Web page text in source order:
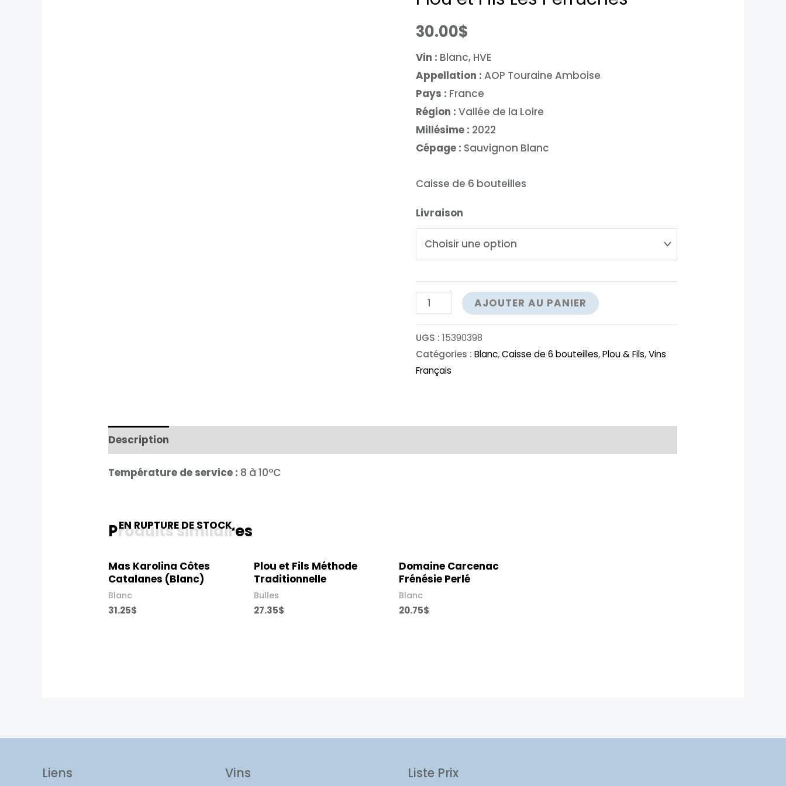
30.00$
Vin : Blanc, HVE
Appellation : AOP Touraine Amboise
Pays : France
Région : Vallée de la Loire
Millésime : 2022
Cépage : Sauvignon Blanc
Caisse de 6 bouteilles
Livraison
quantité
de
Plou
et
Fils
AJOUTER AU PANIER
UGS : 15390398
Catégories : Blanc,Caisse de 6 bouteilles,Plou & Fils,Vins
Français
Description
Température de service : 8 à 10°C
Produits similaires
EN RUPTURE DE STOCK
Mas Karolina Côtes
Catalanes (Blanc)
Blanc
31.25$
Plou et Fils Méthode
Traditionnelle
Bulles
27.35$
Domaine Carcenac
Frénésie Perlé
Blanc
20.75$
Liens Vins Liste Prix